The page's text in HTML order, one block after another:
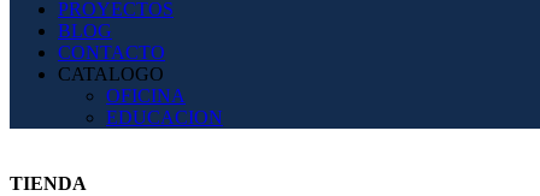
PROYECTOS
BLOG
CONTACTO
CATALOGO
OFICINA
EDUCACION
TIENDA